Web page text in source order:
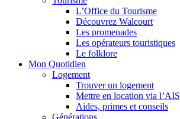
L’Office du Tourisme
Découvrez Walcourt
Les promenades
Les opérateurs touristiques
Le folklore
Mon Quotidien
Logement
Trouver un logement
Mettre en location via l’AIS
Aides, primes et conseils
Générations